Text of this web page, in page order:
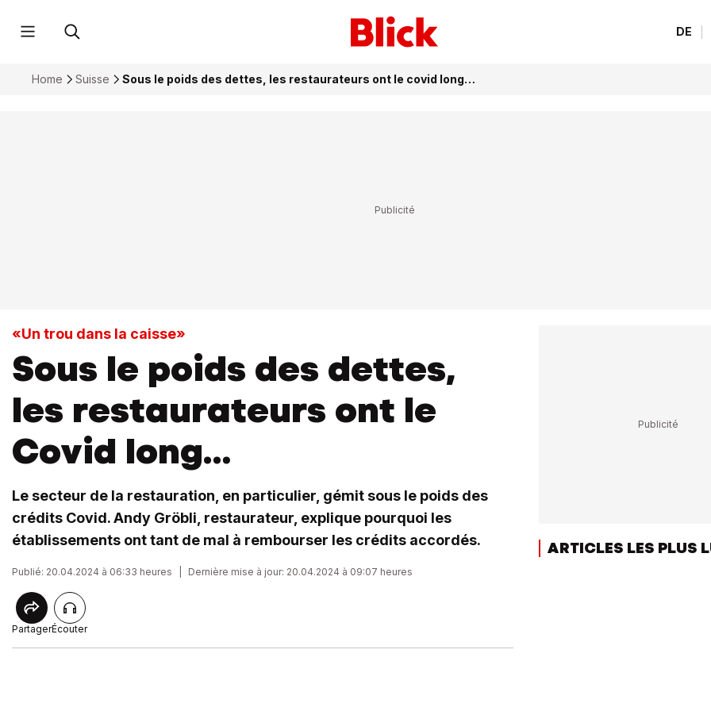
DE
Home Suisse Sous le poids des dettes, les restaurateurs ont le covid long…
«Un trou dans la caisse»
Sous le poids des dettes,
les restaurateurs ont le
Covid long…
Le secteur de la restauration, en particulier, gémit sous le poids des
crédits Covid. Andy Gröbli, restaurateur, explique pourquoi les
établissements ont tant de mal à rembourser les crédits accordés.
Publié: 20.04.2024 à 06:33 heures Dernière mise à jour: 20.04.2024 à 09:07 heures
PartagerÉcouter
ARTICLES LES PLUS